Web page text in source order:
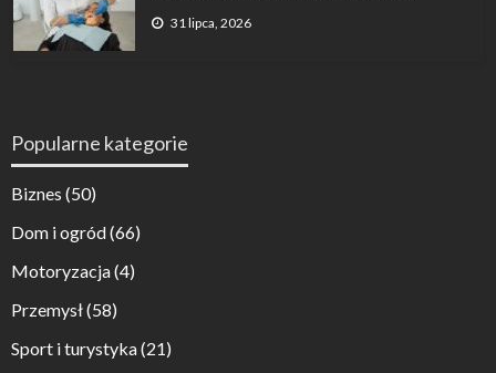
31 lipca, 2026
Popularne kategorie
Biznes (50)
Dom i ogród(66)
Motoryzacja(4)
Przemysł(58)
Sport i turystyka(21)